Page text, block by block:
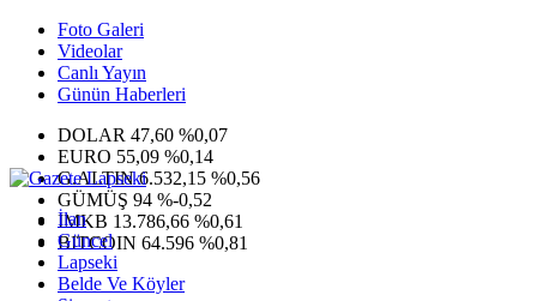
Foto Galeri
Videolar
Canlı Yayın
Günün Haberleri
DOLAR 47,60 %0,07
EURO 55,09 %0,14
G.ALTIN6.532,15 %0,56
GÜMÜŞ 94 %-0,52
IMKB 13.786,66 %0,61
BITCOIN 64.596 %0,81
İlan
Güncel
Lapseki
Belde Ve Köyler